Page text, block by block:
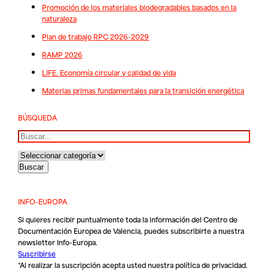
Promoción de los materiales biodegradables basados en la
naturaleza
Plan de trabajo RPC 2026-2029
RAMP 2026
LIFE. Economía circular y calidad de vida
Materias primas fundamentales para la transición energética
BÚSQUEDA
Buscar
INFO-EUROPA
Si quieres recibir puntualmente toda la información del Centro de
Documentación Europea de Valencia, puedes subscribirte a nuestra
newsletter Info-Europa.
Suscribirse
*Al realizar la suscripción acepta usted nuestrapolítica de privacidad.